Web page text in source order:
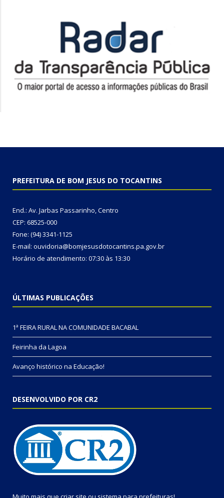
PREFEITURA DE BOM JESUS DO TOCANTINS
End.: Av. Jarbas Passarinho, Centro
CEP: 68525-000
Fone: (94) 3341-1125
E-mail: ouvidoria@bomjesusdotocantins.pa.gov.br
Horário de atendimento: 07:30 às 13:30
ÚLTIMAS PUBLICAÇÕES
1ª FEIRA RURAL NA COMUNIDADE BACABAL
Feirinha da Lagoa
Avanço histórico na Educação!
DESENVOLVIDO POR CR2